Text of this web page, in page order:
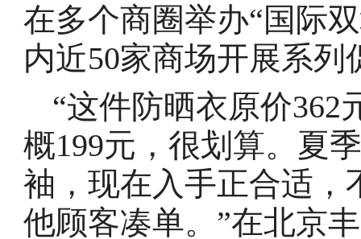
在多个商圈举办“国际
内近50家商场开展系列
“这件防晒衣原价362
概199元，很划算。夏
袖，现在入手正合适，
他顾客凑单。”在北京